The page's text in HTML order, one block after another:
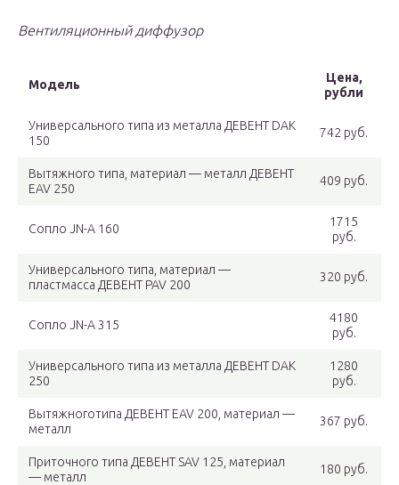
Вентиляционный диффузор
Модель
Цена,
рубли
Универсального типа из металла ДЕВЕНТ DAK
150
742 руб.
Вытяжного типа, материал — металл ДЕВЕНТ
EAV 250
409 руб.
Сопло JN-A 160
1715
руб.
Универсального типа, материал —
пластмасса ДЕВЕНТ PAV 200
320 руб.
Сопло JN-A 315
4180
руб.
Универсального типа из металла ДЕВЕНТ DAK
250
1280
руб.
Вытяжноготипа ДЕВЕНТ EAV 200, материал —
металл
367 руб.
Приточного типа ДЕВЕНТ SAV 125, материал
— металл
180 руб.